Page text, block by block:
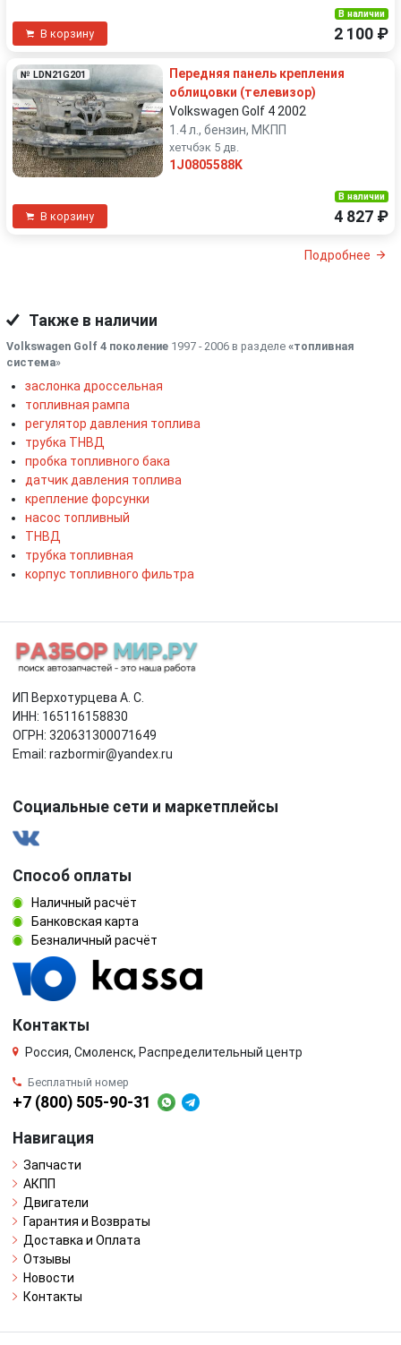
В корзину
В наличии
2 100 ₽
№ LDN21G201
Передняя панель крепления
облицовки (телевизор)
Volkswagen Golf 4 2002
1.4 л., бензин, МКПП
хетчбэк 5 дв.
1J0805588K
В корзину
В наличии
4 827 ₽
Подробнее
Также в наличии
Volkswagen Golf 4 поколение 1997 - 2006 в разделе «топливная
система»
заслонка дроссельная
топливная рампа
регулятор давления топлива
трубка ТНВД
пробка топливного бака
датчик давления топлива
крепление форсунки
насос топливный
ТНВД
трубка топливная
корпус топливного фильтра
ИП Верхотурцева А. С.
ИНН: 165116158830
ОГРН: 320631300071649
Email: razbormir@yandex.ru
Социальные сети и маркетплейсы
Способ оплаты
Наличный расчёт
Банковская карта
Безналичный расчёт
Контакты
Россия, Смоленск, Распределительный центр
Бесплатный номер
+7 (800) 505-90-31
Навигация
Запчасти
АКПП
Двигатели
Гарантия и Возвраты
Доставка и Оплата
Отзывы
Новости
Контакты